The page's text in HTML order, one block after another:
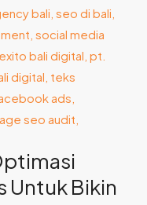
Untuk Bikin